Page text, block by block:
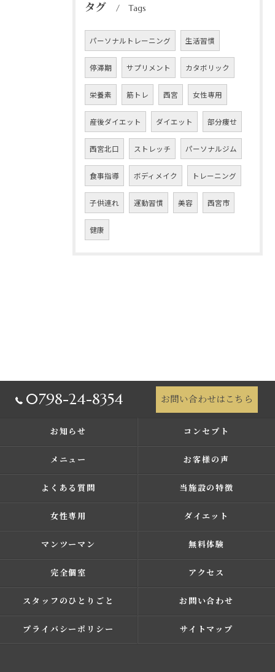
タグ Tags
パーソナルトレーニング 生活習慣
停滞期 サプリメント カタボリック
栄養素 筋トレ 西宮 女性専用
産後ダイエット ダイエット 部分痩せ
西宮北口 ストレッチ パーソナルジム
食事指導 ボディメイク トレーニング
子供連れ 運動習慣 美容 西宮市
健康
0798-24-8354 お問い合わせはこちら
お知らせ コンセプト
メニュー お客様の声
よくある質問 当施設の特徴
女性専用 ダイエット
マンツーマン 無料体験
完全個室 アクセス
スタッフのひとりごと お問い合わせ
プライバシーポリシー サイトマップ